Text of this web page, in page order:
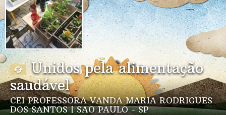
Unidos pela alimentação
saudável
CEI PROFESSORA VANDA MARIA RODRIGUES
DOS SANTOS | SAO PAULO - SP